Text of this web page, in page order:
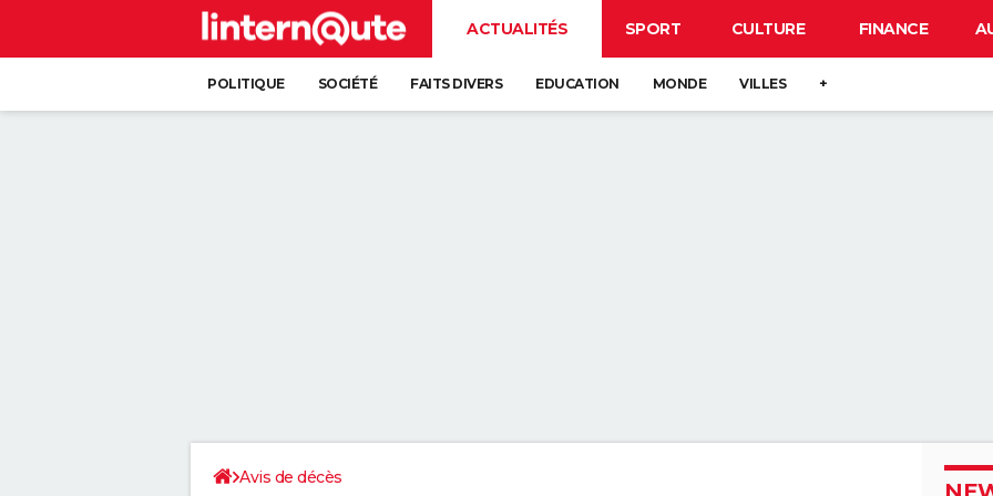
ACTUALITÉS SPORT CULTURE FINANCE
POLITIQUE SOCIÉTÉ FAITS DIVERS EDUCATION MONDE VILLES +
Avis de décès